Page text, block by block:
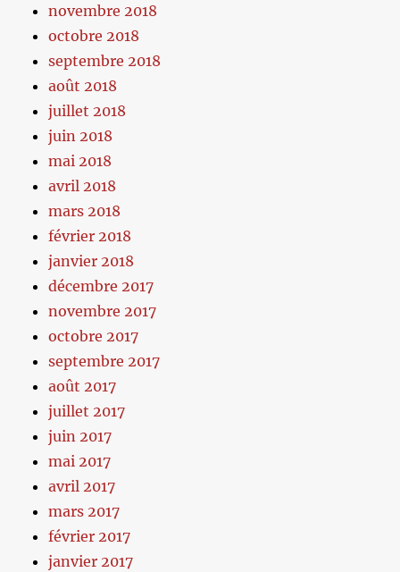
novembre 2018
octobre 2018
septembre 2018
août 2018
juillet 2018
juin 2018
mai 2018
avril 2018
mars 2018
février 2018
janvier 2018
décembre 2017
novembre 2017
octobre 2017
septembre 2017
août 2017
juillet 2017
juin 2017
mai 2017
avril 2017
mars 2017
février 2017
janvier 2017